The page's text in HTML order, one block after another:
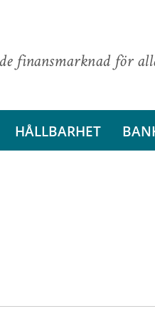
finansmarknad för
HÅLLBARHET